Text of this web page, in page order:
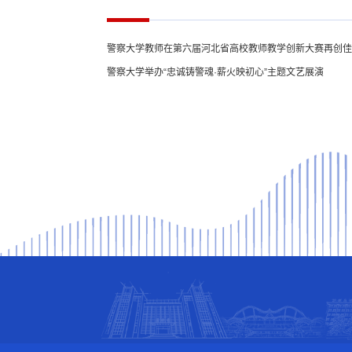
警察大学教师在第六届河北省高校教师教学创新大赛再创
警察大学举办“忠诚铸警魂·薪火映初心”主题文艺展演